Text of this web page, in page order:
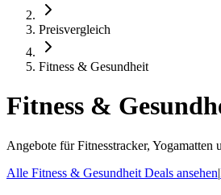
Preisvergleich
Fitness & Gesundheit
Fitness &
Angebote für Fitnesstracker,
Alle Fitness & Gesundheit Deals ansehen|